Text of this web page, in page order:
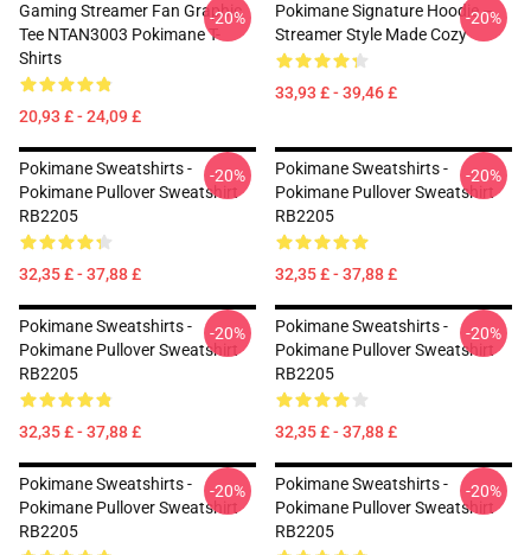
Gaming Streamer Fan Graphic
Tee NTAN3003 Pokimane T-
Shirts
20,93 £ - 24,09 £
-20%
Pokimane Signature Hoodie –
Streamer Style Made Cozy
33,93 £ - 39,46 £
-20%
Pokimane Sweatshirts -
Pokimane Pullover Sweatshirt
RB2205
32,35 £ - 37,88 £
-20%
Pokimane Sweatshirts -
Pokimane Pullover Sweatshirt
RB2205
32,35 £ - 37,88 £
-20%
Pokimane Sweatshirts -
Pokimane Pullover Sweatshirt
RB2205
32,35 £ - 37,88 £
-20%
Pokimane Sweatshirts -
Pokimane Pullover Sweatshirt
RB2205
32,35 £ - 37,88 £
-20%
Pokimane Sweatshirts -
Pokimane Pullover Sweatshirt
RB2205
-20%
Pokimane Sweatshirts -
Pokimane Pullover Sweatshirt
RB2205
-20%